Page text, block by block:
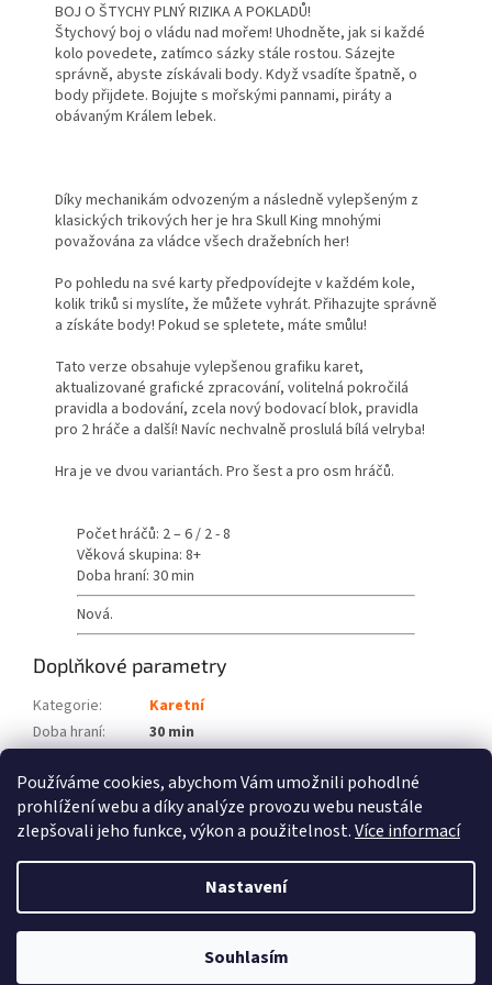
Používáme cookies, abychom Vám umožnili pohodlné
prohlížení webu a díky analýze provozu webu neustále
zlepšovali jeho funkce, výkon a použitelnost.Více informací
Nastavení
Souhlasím
BOJ O ŠTYCHY PLNÝ RIZIKA A POKLADŮ!
Štychový boj o vládu nad mořem! Uhodněte, jak si každé
kolo povedete, zatímco sázky stále rostou. Sázejte
správně, abyste získávali body. Když vsadíte špatně, o
body přijdete. Bojujte s mořskými pannami, piráty a
obávaným Králem lebek.
Díky mechanikám odvozeným a následně vylepšeným z
klasických trikových her je hra Skull King mnohými
považována za vládce všech dražebních her!
Po pohledu na své karty předpovídejte v každém kole,
kolik triků si myslíte, že můžete vyhrát. Přihazujte správně
a získáte body! Pokud se spletete, máte smůlu!
Tato verze obsahuje vylepšenou grafiku karet,
aktualizované grafické zpracování, volitelná pokročilá
pravidla a bodování, zcela nový bodovací blok, pravidla
pro 2 hráče a další! Navíc nechvalně proslulá bílá velryba!
Hra je ve dvou variantách. Pro šest a pro osm hráčů.
Počet hráčů: 2 – 6 / 2 - 8
Věková skupina: 8+
Doba hraní: 30 min
Nová.
Doplňkové parametry
Kategorie:
Karetní
Doba hraní:
30 min
Věková skupina: 8+
Vytvořil Shoptet
Fénix hry. Všechna práva vyhrazena.